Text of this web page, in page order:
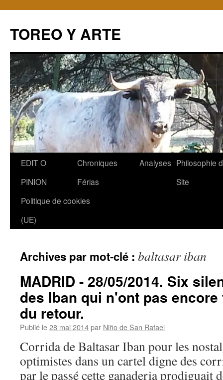
TOREO Y ARTE
Aller
contenu
EDIT O
PINION
Chroniques
Férias
Analyses Philosophie
Site
Politique de cookies
(UE)
Archives par mot-clé : baltasar iban
MADRID - 28/05/2014. Six
des Iban qui n'ont pas
du retour.
Publié le28 mai 2014par Niño de San Rafael
Corrida de Baltasar Iban pour les
optimistes dans un cartel digne des
par le passé cette ganaderia prodiguait